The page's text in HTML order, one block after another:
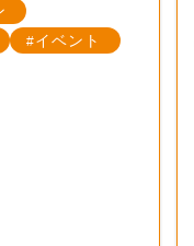
イベント